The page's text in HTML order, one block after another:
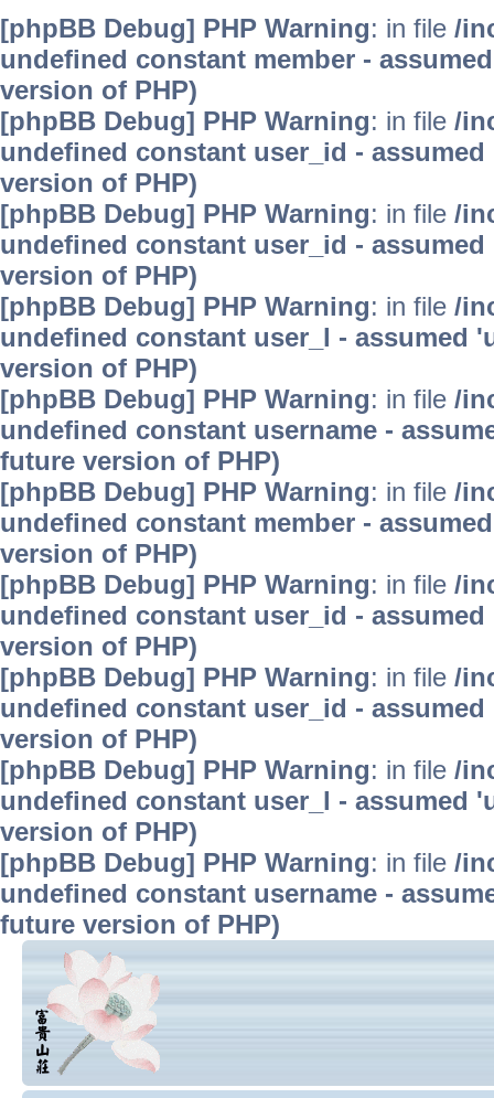
[phpBB Debug] PHP Warning: in file /
undefined constant member -
version of PHP)
[phpBB Debug] PHP Warning: in file /
undefined constant user_id -
version of PHP)
[phpBB Debug] PHP Warning: in file /
undefined constant user_id -
version of PHP)
[phpBB Debug] PHP Warning: in file /
undefined constant user_l - assumed
version of PHP)
[phpBB Debug] PHP Warning: in file /
undefined constant username -
future version of PHP)
[phpBB Debug] PHP Warning: in file /
undefined constant member -
version of PHP)
[phpBB Debug] PHP Warning: in file /
undefined constant user_id -
version of PHP)
[phpBB Debug] PHP Warning: in file /
undefined constant user_id -
version of PHP)
[phpBB Debug] PHP Warning: in file /
undefined constant user_l - assumed
version of PHP)
[phpBB Debug] PHP Warning: in file /
undefined constant username -
future version of PHP)